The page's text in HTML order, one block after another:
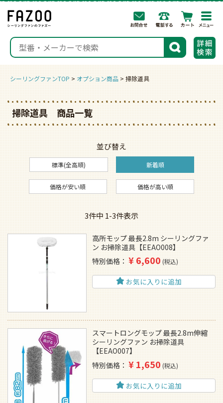
検索
シーリングファンTOP オプション商品 掃除道具
掃除道具 商品一覧
並び替え
標準(全高順) 新着順
価格が安い順 価格が高い順
3件中 1-3件表示
高所モップ 最長2.8m シーリングファ
ン お掃除道具【EEAO008】
特別価格
¥6,600 税込
お気に入りに追加
スマートロングモップ 最長2.8m伸縮
シーリングファン お掃除道具
【EEAO007】
特別価格
¥1,650 税込
お気に入りに追加